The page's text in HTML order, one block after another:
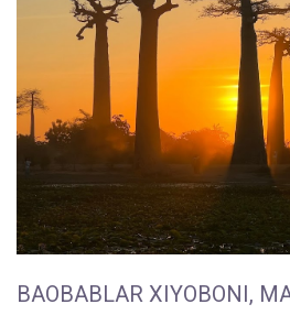
BAOBABLAR XIYOBONI,